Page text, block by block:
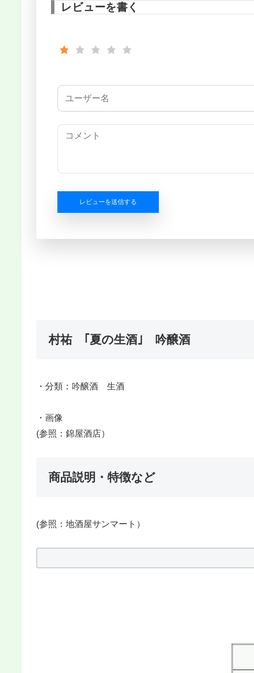
レビューを書く
レビューを送信する
村祐 ｢夏の生酒｣ 吟醸酒
・分類：吟醸酒 生酒
・画像
(参照：錦屋酒店）
商品説明・特徴など
(参照：地酒屋サンマート）